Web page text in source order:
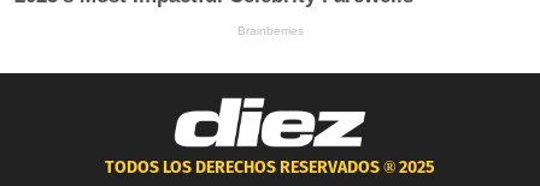
TODOS LOS DERECHOS RESERVADOS ®2025